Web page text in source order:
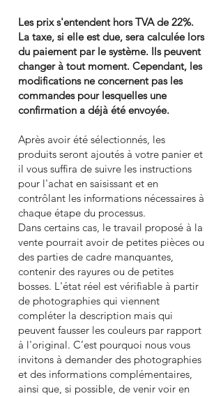
Les prix s'entendent hors TVA de 22%.
La taxe, si elle est due, sera calculée lors
du paiement par le système. Ils peuvent
changer à tout moment. Cependant, les
modifications ne concernent pas les
commandes pour lesquelles une
confirmation a déjà été envoyée.
Après avoir été sélectionnés, les
produits seront ajoutés à votre panier et
il vous suffira de suivre les instructions
pour l'achat en saisissant et en
contrôlant les informations nécessaires à
chaque étape du processus.
Dans certains cas, le travail proposé à la
vente pourrait avoir de petites pièces ou
des parties de cadre manquantes,
contenir des rayures ou de petites
bosses. L'état réel est vérifiable à partir
de photographies qui viennent
compléter la description mais qui
peuvent fausser les couleurs par rapport
à l'original. C’est pourquoi nous vous
invitons à demander des photographies
et des informations complémentaires,
ainsi que, si possible, de venir voir en